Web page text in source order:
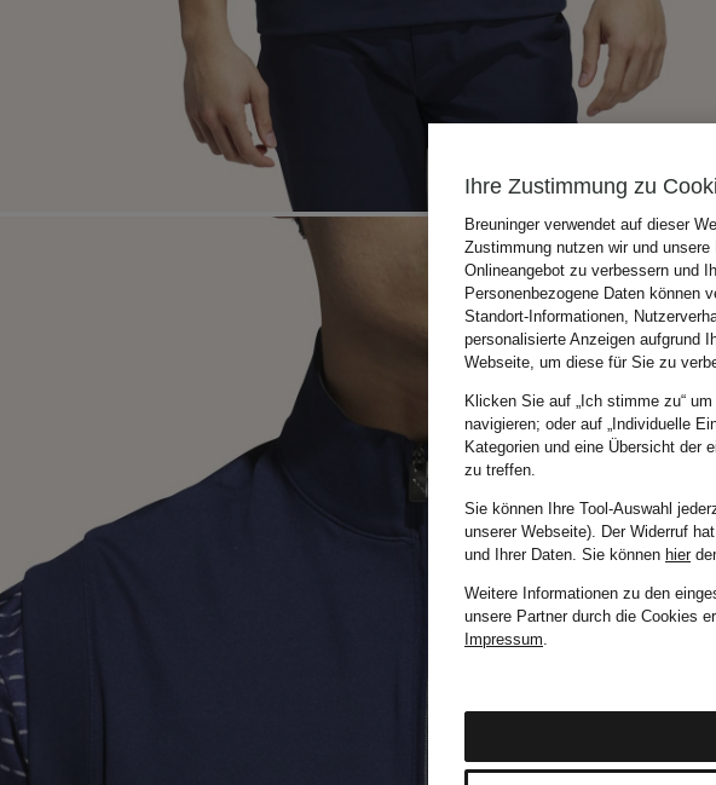
Ihre Zustimmung zu
Breuninger verwendet auf dieser
Zustimmung nutzen wir und
Onlineangebot zu verbessern und
Personenbezogene Daten können
Standort-Informationen,
personalisierte Anzeigen aufgrund
Webseite, um diese für Sie zu
Klicken Sie auf „Ich stimme zu“
navigieren; oder auf „Individuelle
Kategorien und eine Übersicht der
zu treffen.
Sie können Ihre Tool-Auswahl
unserer Webseite). Der Widerruf
und Ihrer Daten. Sie können hier
Weitere Informationen zu den
unsere Partner durch die Cookies
Impressum.